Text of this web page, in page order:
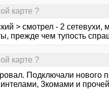
карте ?
> смотрел - 2 сетевухи,
прежде чем тупость
карте ?
Подключали нового
3комами и